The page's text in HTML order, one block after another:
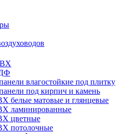
влагостойкие под плитку
под кирпич и камень
белые матовые и глянцевые
ламинированные
цветные
потолочные